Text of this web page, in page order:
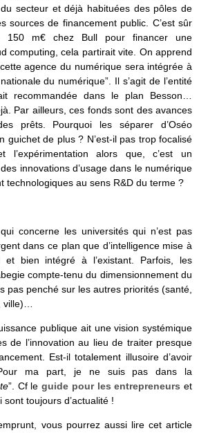
secteur et déjà habituées des pôles de
sources de financement public. C’est sûr
150 m€ chez Bull pour financer une
computing, cela partirait vite. On apprend
agence du numérique sera intégrée à
du numérique”. Il s’agit de l’entité
recommandée dans le plan Besson…
Par ailleurs, ces fonds sont des avances
prêts. Pourquoi les séparer d’Oséo
guichet de plus ? N’est-il pas trop focalisé
l’expérimentation alors que, c’est un
innovations d’usage dans le numérique
technologiques au sens R&D du terme ?
concerne les universités qui n’est pas
dans ce plan que d’intelligence mise à
et bien intégré à l’existant. Parfois, les
compte-tenu du dimensionnement du
pas penché sur les autres priorités (santé,
publique ait une vision systémique
de l’innovation au lieu de traiter presque
Est-il totalement illusoire d’avoir
ma part, je ne suis pas dans la
”. Cf le guide pour les entrepreneurs et
sont toujours d’actualité !
vous pourrez aussi lire cet article